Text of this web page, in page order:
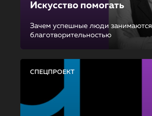
Искусство помогать
Зачем успешные люди занимаются
благотворительностью
СПЕЦПРОЕКТ